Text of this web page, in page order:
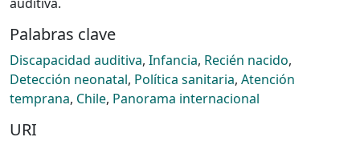
Palabras clave
Discapacidad auditiva, Infancia, Recién nacido,
Detección neonatal, Política sanitaria, Atención
temprana, Chile, Panorama internacional
URI